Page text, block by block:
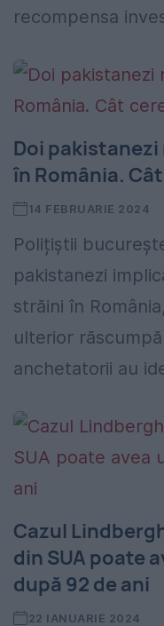
recompensa
Doi
în România.
14 FEBRUARIE 2024
Polițiștii
pakistanezi
străini în
ulterior
anchetatorii au
Cazul
din SUA poate
după 92 de ani
22 IANUARIE 2024